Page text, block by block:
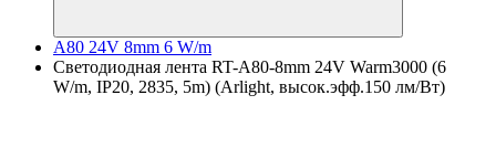
A80 24V 8mm 6 W/m
Светодиодная лента RT-A80-8mm 24V Warm3000 (6
W/m, IP20, 2835, 5m) (Arlight, высок.эфф.150 лм/Вт)